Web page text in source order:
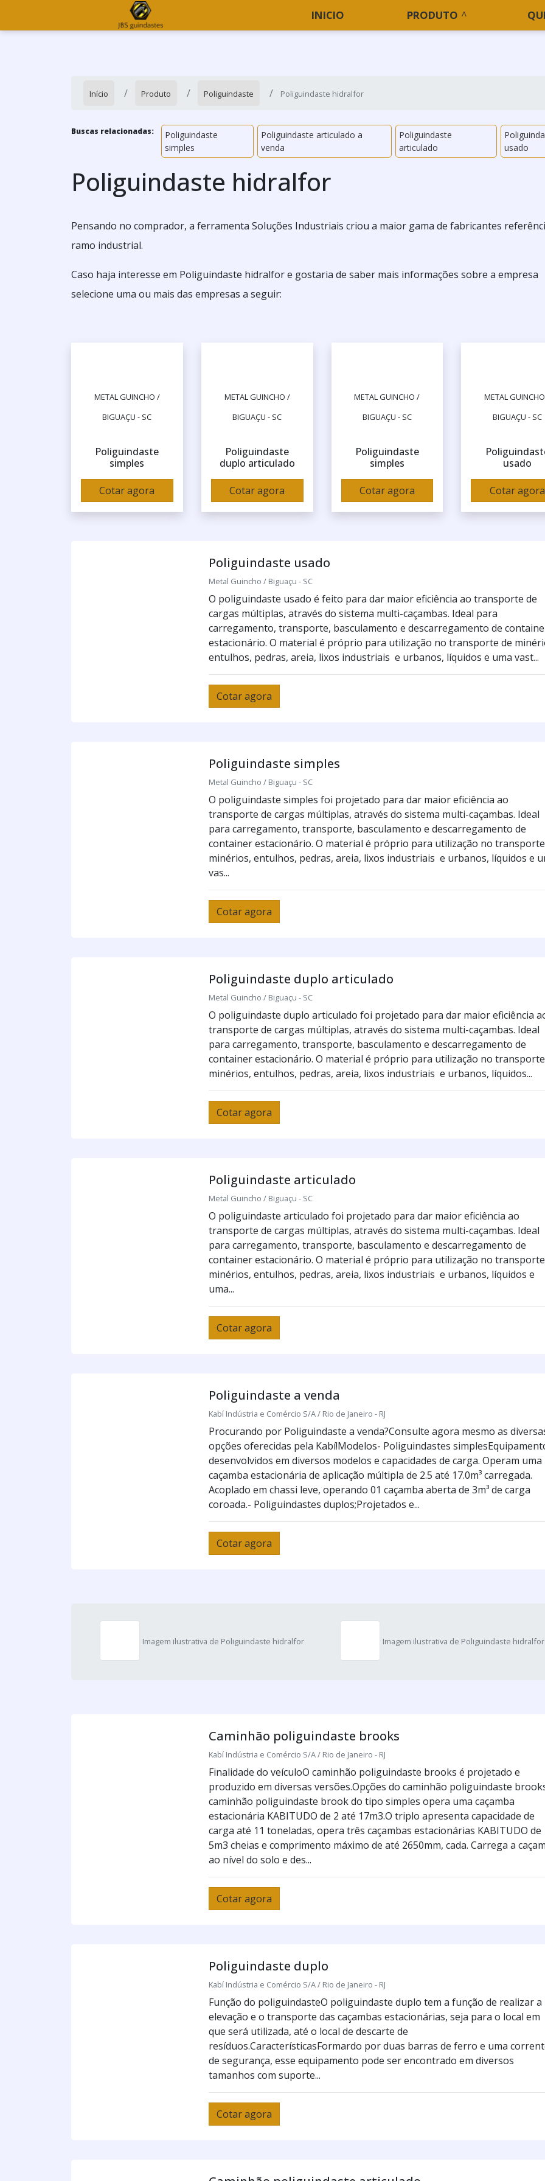
INICIO PRODUTO
Início Produto Poliguindaste Poliguindaste hidralfor
Buscas relacionadas:
Poliguindaste
simples
Poliguindaste articulado a
venda
Poliguindaste
articulado
usado
Poliguindaste hidralfor
Pensando no comprador, a ferramenta Soluções Industriais criou a maior gama de fabricantes
ramo industrial.
Caso haja interesse em Poliguindaste hidralfor e gostaria de saber mais informações sobre a empresa
selecione uma ou mais das empresas a seguir:
METAL GUINCHO /
BIGUAÇU - SC
Poliguindaste
simples
Cotar agora
METAL GUINCHO /
BIGUAÇU - SC
Poliguindaste
duplo articulado
Cotar agora
METAL GUINCHO /
BIGUAÇU - SC
Poliguindaste
simples
Cotar agora
METAL
BIGUAÇU - SC
usado
Cotar agora
Poliguindaste usado
Metal Guincho / Biguaçu - SC
O poliguindaste usado é feito para dar maior eficiência ao transporte de
cargas múltiplas, através do sistema multi-caçambas. Ideal para
carregamento, transporte, basculamento e descarregamento de
estacionário. O material é próprio para utilização no transporte de
entulhos, pedras, areia, lixos industriais e urbanos, líquidos e uma vast...
Cotar agora
Poliguindaste simples
Metal Guincho / Biguaçu - SC
O poliguindaste simples foi projetado para dar maior eficiência ao
transporte de cargas múltiplas, através do sistema multi-caçambas. Ideal
para carregamento, transporte, basculamento e descarregamento de
container estacionário. O material é próprio para utilização no
minérios, entulhos, pedras, areia, lixos industriais e urbanos, líquidos e
vas...
Cotar agora
Poliguindaste duplo articulado
Metal Guincho / Biguaçu - SC
O poliguindaste duplo articulado foi projetado para dar maior eficiência
transporte de cargas múltiplas, através do sistema multi-caçambas. Ideal
para carregamento, transporte, basculamento e descarregamento de
container estacionário. O material é próprio para utilização no
minérios, entulhos, pedras, areia, lixos industriais e urbanos, líquidos...
Cotar agora
Poliguindaste articulado
Metal Guincho / Biguaçu - SC
O poliguindaste articulado foi projetado para dar maior eficiência ao
transporte de cargas múltiplas, através do sistema multi-caçambas. Ideal
para carregamento, transporte, basculamento e descarregamento de
container estacionário. O material é próprio para utilização no
minérios, entulhos, pedras, areia, lixos industriais e urbanos, líquidos e
uma...
Cotar agora
Poliguindaste a venda
Kabí Indústria e Comércio S/A / Rio de Janeiro - RJ
Procurando por Poliguindaste a venda?Consulte agora mesmo as
opções oferecidas pela Kabí!Modelos- Poliguindastes
desenvolvidos em diversos modelos e capacidades de carga. Operam uma
caçamba estacionária de aplicação múltipla de 2.5 até 17.0m³ carregada.
Acoplado em chassi leve, operando 01 caçamba aberta de 3m³ de carga
coroada.- Poliguindastes duplos;Projetados e...
Cotar agora
Imagem ilustrativa de Poliguindaste hidralfor Imagem ilustrativa de Poliguindaste hidralfor
Caminhão poliguindaste brooks
Kabí Indústria e Comércio S/A / Rio de Janeiro - RJ
Finalidade do veículoO caminhão poliguindaste brooks é projetado e
produzido em diversas versões.Opções do caminhão poliguindaste
caminhão poliguindaste brook do tipo simples opera uma caçamba
estacionária KABITUDO de 2 até 17m3.O triplo apresenta capacidade de
carga até 11 toneladas, opera três caçambas estacionárias KABITUDO de
5m3 cheias e comprimento máximo de até 2650mm, cada. Carrega a
ao nível do solo e des...
Cotar agora
Poliguindaste duplo
Kabí Indústria e Comércio S/A / Rio de Janeiro - RJ
Função do poliguindasteO poliguindaste duplo tem a função de realizar a
elevação e o transporte das caçambas estacionárias, seja para o local em
que será utilizada, até o local de descarte de
resíduos.CaracterísticasFormardo por duas barras de ferro e uma
de segurança, esse equipamento pode ser encontrado em diversos
tamanhos com suporte...
Cotar agora